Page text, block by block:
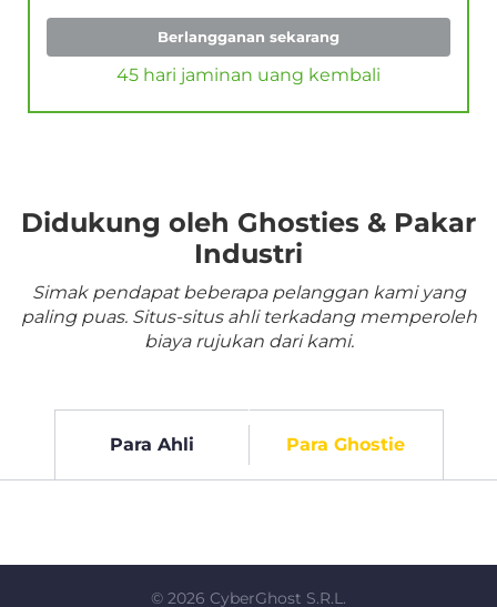
Berlangganan sekarang
45 hari jaminan uang kembali
Didukung oleh Ghosties & Pakar
Industri
Simak pendapat beberapa pelanggan kami yang
paling puas. Situs-situs ahli terkadang memperoleh
biaya rujukan dari kami.
Para Ahli Para Ghostie
© 2026 CyberGhost S.R.L.